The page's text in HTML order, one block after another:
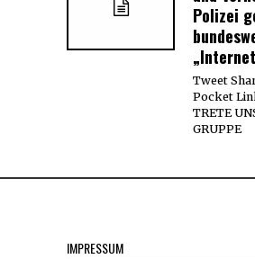
Polizei
Tweet
Pocket
TRETE
GRUPPE
IMPRESSUM